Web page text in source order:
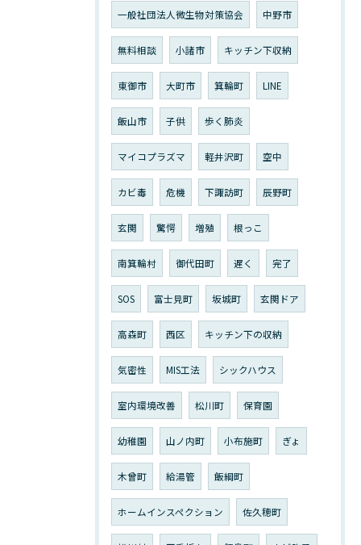
一般社団法人微生物対策協会 中野市
無料相談 小諸市 キッチン下収納
東御市 大町市 箕輪町 LINE
飯山市 子供 歩く肺炎
マイコプラズマ 軽井沢町 空中
カビ毒 危機 下諏訪町 辰野町
玄関 驚愕 増殖 根っこ
南箕輪村 御代田町 遅く 完了
SOS 富士見町 坂城町 玄関ドア
高森町 西区 キッチン下の収納
気密性 MIS工法 シックハウス
室内環境改善 松川町 保育園
幼稚園 山ノ内町 小布施町 ぎょ
木曾町 給湯管 飯綱町
ホームインスペクション 佐久穂町